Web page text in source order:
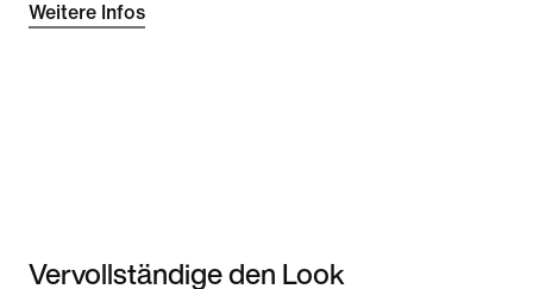
Weitere Infos
Vervollständige den Look